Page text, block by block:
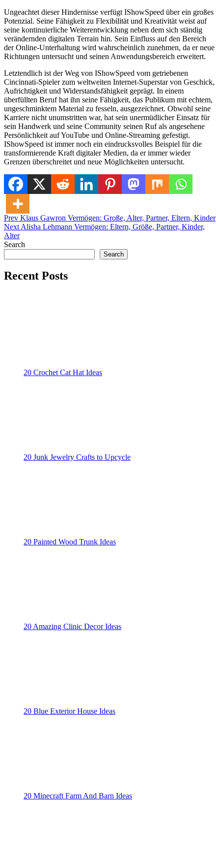
Ungeachtet dieser Hindernisse verfügt IShowSpeed über ein großes
Potenzial. Seine Fähigkeit zu Flexibilität und Kreativität weist auf
seine kontinuierliche Weiterentwicklung neben dem sich ständig
verändernden digitalen Terrain hin. Sein Einfluss auf den Bereich
der Online-Unterhaltung wird wahrscheinlich zunehmen, da er neue
Richtungen untersucht und seinen Anwendungsbereich erweitert.
Letztendlich ist der Weg von IShowSpeed vom getriebenen
Cincinnati-Spieler zum weltweiten Internet-Superstar von Geschick,
Aufrichtigkeit und Widerstandsfähigkeit geprägt. In einem
überfüllten Beruf hat ihn seine Fähigkeit, das Publikum mit echtem,
ungeschminktem Material zu fesseln, ausgezeichnet. Obwohl seine
Karriere nicht unumstritten war, hat sein unermüdlicher Einsatz für
sein Handwerk und seine Community seinen Ruf als angesehene
Persönlichkeit auf YouTube und Online-Streaming gefestigt.
IShowSpeed ist immer noch ein eindrucksvolles Beispiel für die
transformierende Kraft digitaler Medien, da er immer wieder
Grenzen überschreitet und neue Möglichkeiten untersucht.
Posted inUncategorized
Post
navigation
Prev Klaus Gawron Vermögen: Große, Alter, Partner, Eltern, Kinder
Next Alisha Lehmann Vermögen: Eltern, Größe, Partner, Kinder,
Alter
Search
Search
Recent Posts
20 Crochet Cat Hat Ideas
20 Junk Jewelry Crafts to Upcycle
20 Painted Wood Trunk Ideas
20 Amazing Clinic Decor Ideas
20 Blue Exterior House Ideas
20 Minecraft Farm And Barn Ideas